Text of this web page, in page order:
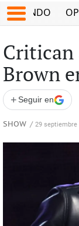
MUNDO
Critican
Brown
+ Seguir en
SHOW / 29 septiembre